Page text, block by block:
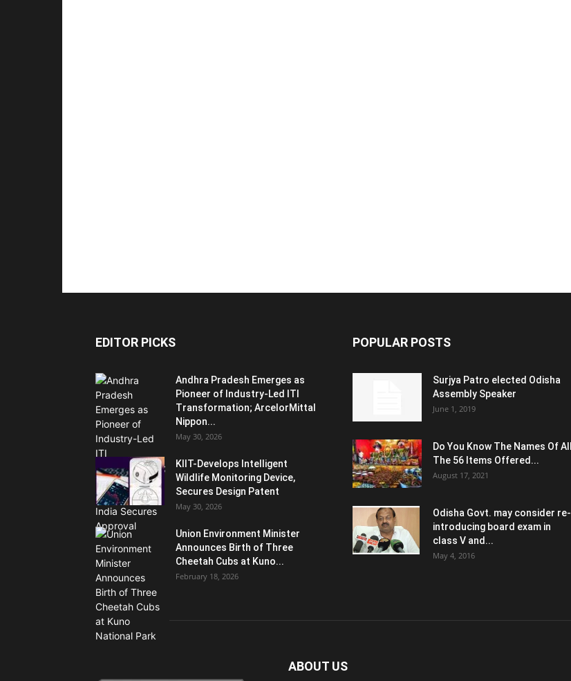
EDITOR PICKS
Andhra Pradesh Emerges as
Pioneer of Industry-Led ITI
Transformation; ArcelorMittal
Nippon...
May 30, 2026
KIIT-Develops Intelligent
Wildlife Monitoring Device,
Secures Design Patent
May 30, 2026
Union Environment Minister
Announces Birth of Three
Cheetah Cubs at Kuno...
February 18, 2026
POPULAR POSTS
Surjya Patro elected Odisha
Assembly Speaker
June 1, 2019
Do You Know The Names Of All
The 56 Items Offered...
August 17, 2021
Odisha Govt. may consider re-
introducing board exam in
class V and...
May 4, 2016
ABOUT US